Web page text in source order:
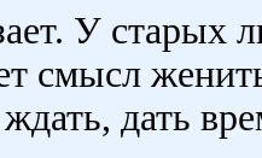
У старых
смысл
дать